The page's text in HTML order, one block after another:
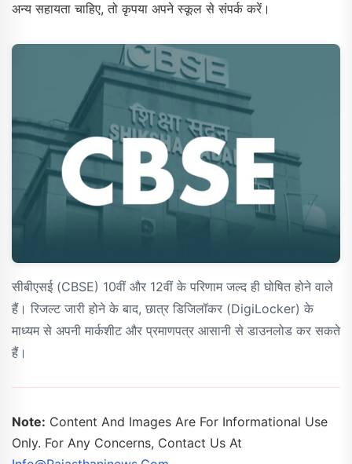
अन्य सहायता चाहिए, तो कृपया अपने स्कूल से संपर्क करें।
सीबीएसई (CBSE) 10वीं और 12वीं के परिणाम जल्द ही घोषित होने वाले
हैं। रिजल्ट जारी होने के बाद, छात्र डिजिलॉकर (DigiLocker) के
माध्यम से अपनी मार्कशीट और प्रमाणपत्र आसानी से डाउनलोड कर सकते
हैं।
Note: Content And Images Are For Informational Use
Only. For Any Concerns, Contact Us At